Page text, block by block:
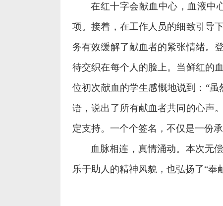
在红十字会献血中心，血液中
项。接着，在工作人员的细致引导
务有效缓解了献血者的紧张情绪。
待交织在每个人的脸上。当鲜红的
位初次献血的学生感慨地说到：“
语，说出了所有献血者共同的心声
定支持。一个个签名，不仅是一份
血脉相连，真情涌动。本次无
乐于助人的精神风貌，也弘扬了“奉